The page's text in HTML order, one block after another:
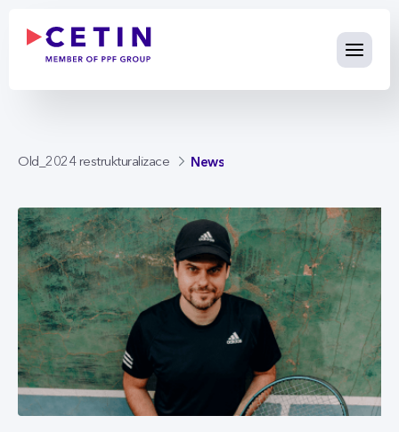
Old_2024 restrukturalizace News